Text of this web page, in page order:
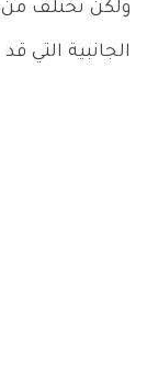
ولكن تختلف
الجانبية التي